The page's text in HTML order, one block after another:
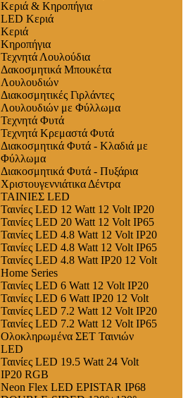
Κεριά & Κηροπήγια
LED Κεριά
Κεριά
Κηροπήγια
Τεχνητά Λουλούδια
Δακοσμητικά Μπουκέτα
Λουλουδιών
Διακοσμητικές Γιρλάντες
Λουλουδιών με Φύλλωμα
Τεχνητά Φυτά
Τεχνητά Κρεμαστά Φυτά
Διακοσμητικά Φυτά - Κλαδιά με
Φύλλωμα
Διακοσμητικά Φυτά - Πυξάρια
Χριστουγεννιάτικα Δέντρα
ΤΑΙΝΙΕΣ LED
Ταινίες LED 12 Watt 12 Volt IP20
Ταινίες LED 20 Watt 12 Volt IP65
Ταινίες LED 4.8 Watt 12 Volt IP20
Ταινίες LED 4.8 Watt 12 Volt IP65
Ταινίες LED 4.8 Watt IP20 12 Volt
Home Series
Ταινίες LED 6 Watt 12 Volt IP20
Ταινίες LED 6 Watt IP20 12 Volt
Ταινίες LED 7.2 Watt 12 Volt IP20
Ταινίες LED 7.2 Watt 12 Volt IP65
Ολοκληρωμένα ΣΕΤ Ταινιών
LED
Ταινίες LED 19.5 Watt 24 Volt
IP20 RGB
Neon Flex LED EPISTAR IP68